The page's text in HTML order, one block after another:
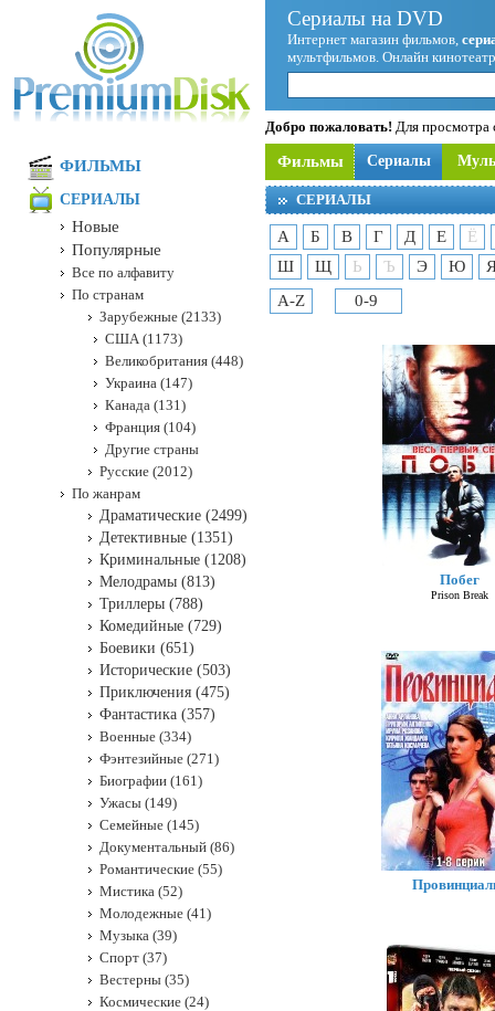
Сериалы на DVD
Интернет магазин фильмов,
мультфильмов. Онлайн
Добро пожаловать! Для просмотра
Фильмы Сериалы
СЕРИАЛЫ
А Б В Г Д Е
Ё
Ш
Щ Ь Ъ Э Ю
A-Z
0-9
Побег
Prison Break
ФИЛЬМЫ
СЕРИАЛЫ
Новые
Популярные
Все по алфавиту
По странам
Зарубежные (2133)
США (1173)
Великобритания (448)
Украина (147)
Канада (131)
Франция (104)
Другие страны
Русские (2012)
По жанрам
Драматические (2499)
Детективные (1351)
Криминальные (1208)
Мелодрамы (813)
Триллеры (788)
Комедийные (729)
Боевики (651)
Исторические (503)
Приключения (475)
Фантастика (357)
Военные (334)
Фэнтезийные (271)
Биографии (161)
Ужасы (149)
Семейные (145)
Документальный (86)
Романтические (55)
Мистика (52)
Молодежные (41)
Музыка (39)
Спорт (37)
Вестерны (35)
Космические (24)